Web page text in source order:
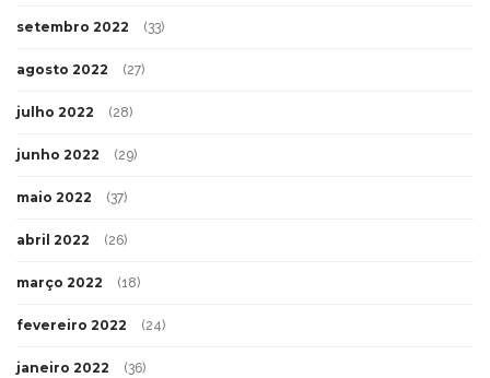
setembro 2022 (33)
agosto 2022 (27)
julho 2022 (28)
junho 2022 (29)
maio 2022 (37)
abril 2022 (26)
março 2022 (18)
fevereiro 2022 (24)
janeiro 2022 (36)